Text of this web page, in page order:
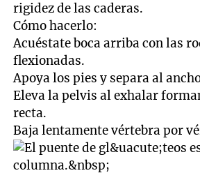
rigidez de las caderas.
Cómo hacerlo:
Acuéstate boca arriba con las
flexionadas.
Apoya los pies y separa al
Eleva la pelvis al exhalar
recta.
Baja lentamente vértebra por